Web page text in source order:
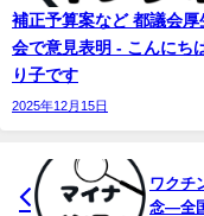
補正予算案など 都議会厚
会で意見表明 - こんにち
り子です
2025年12月15日
ワクチ
念―全